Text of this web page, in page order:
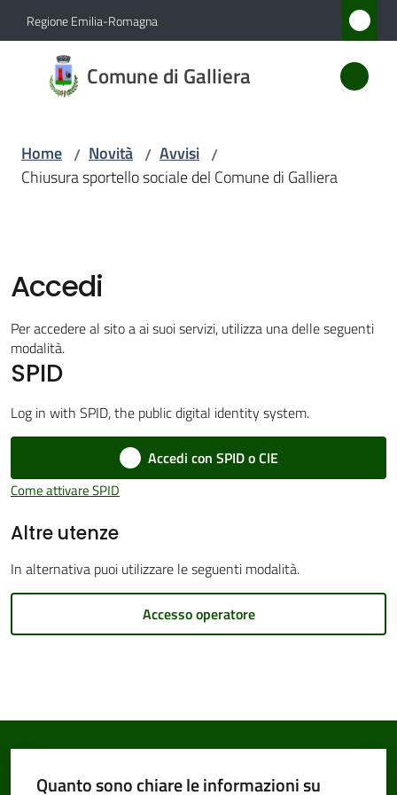
Vai al contenuto
Vai alla navigazione
Vai al footer
Regione Emilia-Romagna
Comune di Galliera
Comune
di
Amministrazione
Servizi
Vivere
Galliera
Amministrazione
Tutti
Home / Novità / Avvisi /
Chiusura sportello sociale del Comune di Galliera
Accedi
Per accedere al sito a ai suoi servizi, utilizza una delle seguenti
modalità.
SPID
Log in with SPID, the public digital identity system.
Accedi con SPID o CIE
Come attivare SPID
Altre utenze
In alternativa puoi utilizzare le seguenti modalità.
Accesso operatore
Quanto sono chiare le informazioni su